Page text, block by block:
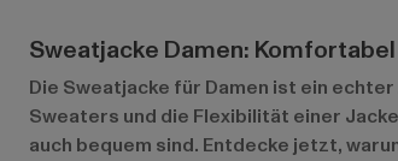
Sweatjacke Damen:
Die Sweatjacke für Damen ist ein
Sweaters und die Flexibilität einer
auch bequem sind. Entdecke jetzt,